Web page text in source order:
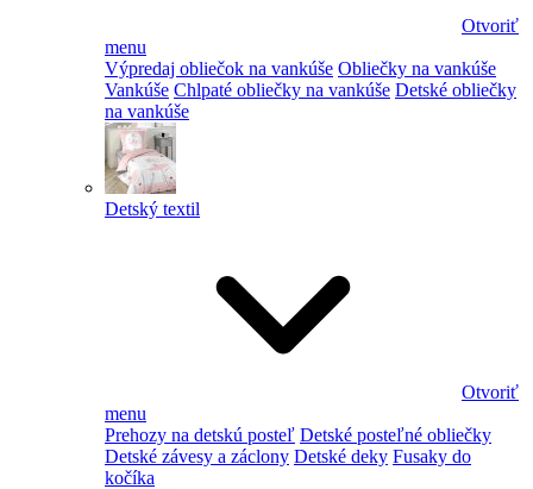
Otvoriť
menu
Výpredaj obliečok na vankúše Obliečky na vankúše
Vankúše Chlpaté obliečky na vankúše Detské obliečky
na vankúše
Detský textil
Otvoriť
menu
Prehozy na detskú posteľ Detské posteľné obliečky
Detské závesy a záclony Detské deky Fusaky do
kočíka